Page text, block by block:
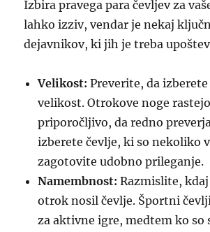
Izbira pravega para čevljev za
lahko izziv, vendar je nekaj
dejavnikov, ki jih je treba
Velikost: Preverite, da
velikost. Otrokove noge
priporočljivo, da redno
izberete čevlje, ki so nekoliko
zagotovite udobno prileganje.
Namembnost: Razmislite,
otrok nosil čevlje. Športni
za aktivne igre, medtem ko so